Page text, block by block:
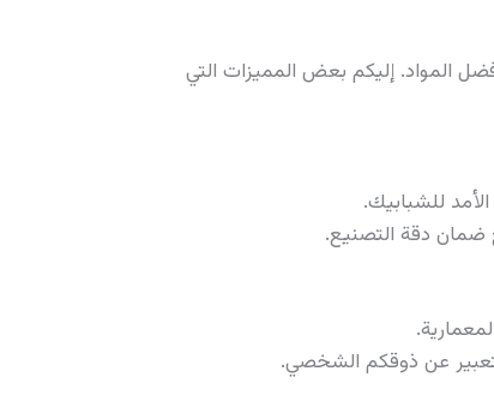
المواد. إليكم بعض المميزات التي
للشبابيك.
ضمان دقة التصنيع.
عن ذوقكم الشخصي.